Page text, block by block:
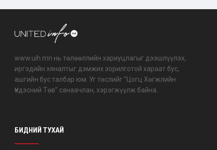
www.uih.mn нь төлөөллийн хариуцлагыг дээшлүүлэх,
иргэдийн хяналтыг дэмжих зорилготой хараат бус,
ашгийн бус талбар юм. Уг төслийг "Цогц Хөгжлийн
Үндэсний Төв" санаачлан, хэрэгжүүлж байна.
БИДНИЙ ТУХАЙ